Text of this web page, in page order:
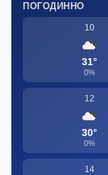
ПОГОДИННО
10
31°
0%
12
30°
0%
14